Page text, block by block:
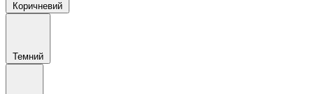
Коричневий
Темний